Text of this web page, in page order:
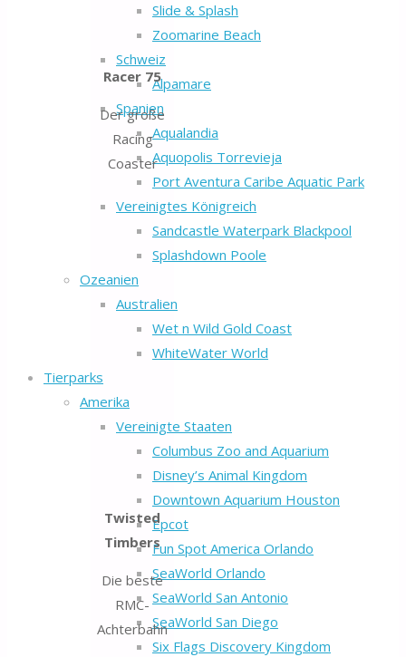
Slide & Splash
Zoomarine Beach
Schweiz
Alpamare
Spanien
Aqualandia
Aquopolis Torrevieja
Port Aventura Caribe Aquatic Park
Vereinigtes Königreich
Sandcastle Waterpark Blackpool
Splashdown Poole
Ozeanien
Australien
Wet n Wild Gold Coast
WhiteWater World
Tierparks
Amerika
Vereinigte Staaten
Columbus Zoo and Aquarium
Disney’s Animal Kingdom
Downtown Aquarium Houston
Epcot
Fun Spot America Orlando
SeaWorld Orlando
SeaWorld San Antonio
SeaWorld San Diego
Six Flags Discovery Kingdom
Racer 75
Der große
Racing
Coaster
Twisted
Timbers
Die beste
RMC-
Achterbahn